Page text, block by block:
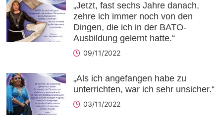
„Jetzt, fast sechs Jahre danach,
zehre ich immer noch von den
Dingen, die ich in der BATO-
Ausbildung gelernt hatte.“
09/11/2022
„Als ich angefangen habe zu
unterrichten, war ich sehr unsicher.“
03/11/2022